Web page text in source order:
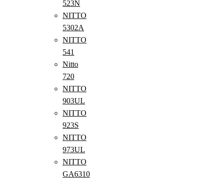
523N
NITTO
5302A
NITTO
541
Nitto
720
NITTO
903UL
NITTO
923S
NITTO
973UL
NITTO
GA6310